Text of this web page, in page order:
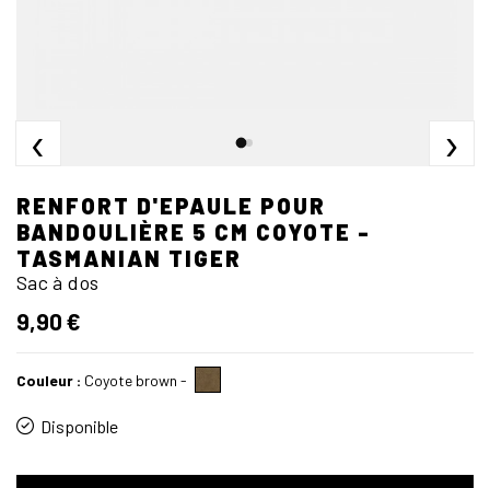
‹ ›
RENFORT D'EPAULE POUR
BANDOULIÈRE 5 CM COYOTE -
TASMANIAN TIGER
Sac à dos
9,90 €
Couleur : Coyote brown -
Disponible